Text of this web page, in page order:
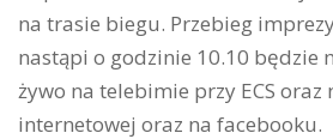
na trasie biegu. Przebieg
nastąpi o godzinie 10.10 będzie
żywo na telebimie przy ECS oraz
internetowej oraz na facebooku.